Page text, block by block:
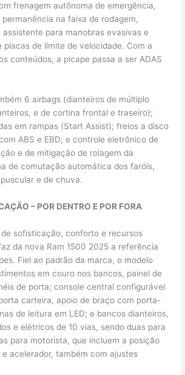
frenagem autônoma de emergência​,
na faixa de rodagem​,
para manobras evasivas​ e
placas de limite de velocidade. Com a
conteúdos, a picape passa a ser ADAS
6 airbags (dianteiros de múltiplo
e de cortina frontal e traseiro);
em rampas (Start Assist);​ freios a disco
ABS e EBD; e controle eletrônico de
e de mitigação de rolagem da
de comutação automática dos faróis,
e de chuva.
– POR DENTRO E POR FORA
sofisticação, conforto e recursos
da nova Ram 1500 2025 a referência
Fiel ao padrão da marca, o modelo
em couro nos bancos, painel de
de porta​; console central configurável
carteira, apoio de braço com porta-
de leitura em LED​; e bancos dianteiros,
e elétricos de 10 vias, sendo duas para
para motorista​, que incluem a posição
acelerador, também com ajustes